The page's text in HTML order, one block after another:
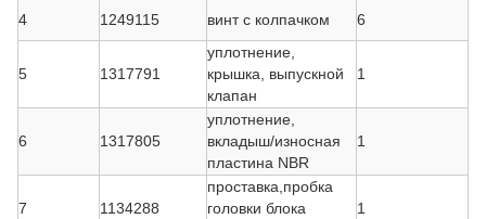
4 1249115 винт с колпачком 6
5 1317791
уплотнение,
крышка, выпускной
клапан
1
6 1317805
уплотнение,
вкладыш/износная
пластина NBR
1
7 1134288
проставка,пробка
головки блока
1